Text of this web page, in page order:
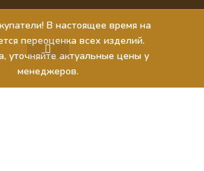
В настоящее время на
переоценка всех изделий.
уточняйте актуальные цены у
менеджеров.
цепи к ним